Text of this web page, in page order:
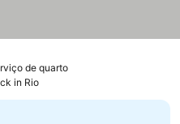
de quarto
in Rio